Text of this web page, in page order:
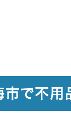
市で不用